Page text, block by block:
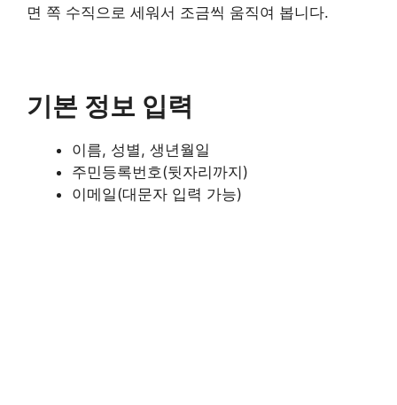
면 쪽 수직으로 세워서 조금씩 움직여 봅니다.
기본 정보 입력
이름, 성별, 생년월일
주민등록번호(뒷자리까지)
이메일(대문자 입력 가능)